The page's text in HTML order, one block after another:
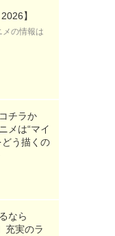
】
の情報は
チラか
メは“マイ
どう描くの
なら
充実のラ